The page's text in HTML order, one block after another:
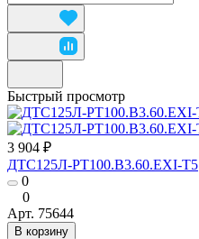
Быстрый просмотр
3 904 ₽
ДТС125Л-РТ100.В3.60.ЕХI-Т5
0
0
Арт. 75644
В корзину